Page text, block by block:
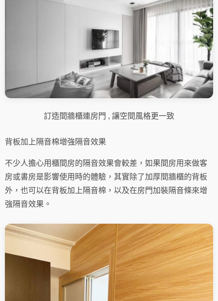
訂造間牆櫃連房門 , 讓空間風格更一致
背板加上隔音棉增強隔音效果
不少人擔心用櫃間房的隔音效果會較差，如果間房用來做客
房或書房是影響使用時的體驗，其實除了加厚間牆櫃的背板
外，也可以在背板加上隔音棉，以及在房門加裝隔音條來增
強隔音效果。